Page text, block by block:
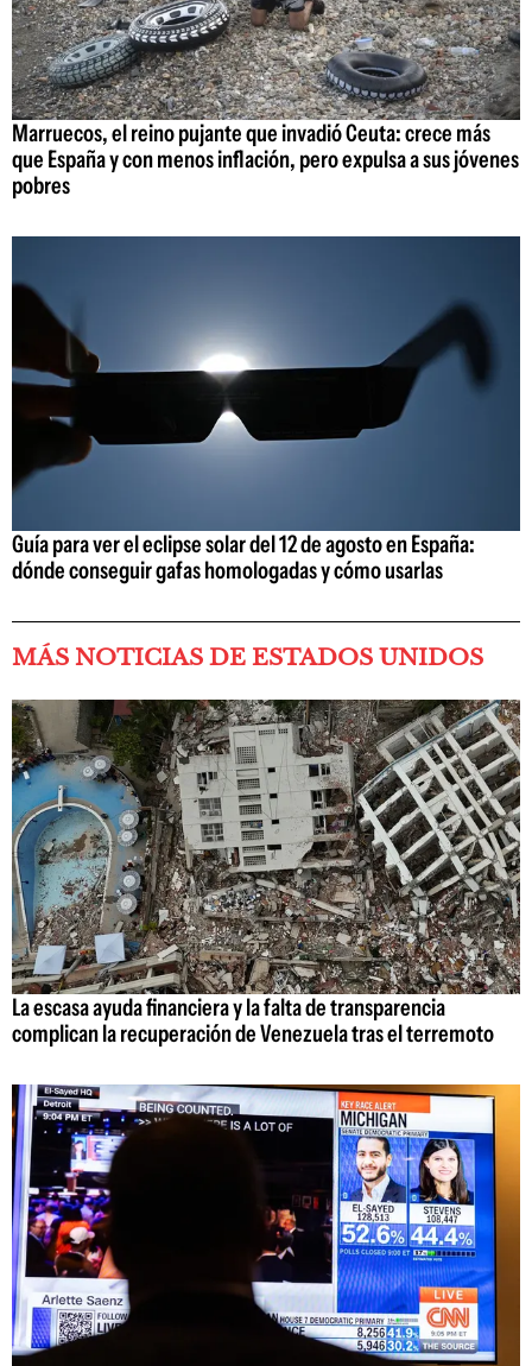
Marruecos, el reino pujante que invadió Ceuta: crece más
que España y con menos inflación, pero expulsa a sus jóvenes
pobres
Guía para ver el eclipse solar del 12 de agosto en España:
dónde conseguir gafas homologadas y cómo usarlas
MÁS NOTICIAS DE ESTADOS UNIDOS
La escasa ayuda financiera y la falta de transparencia
complican la recuperación de Venezuela tras el terremoto